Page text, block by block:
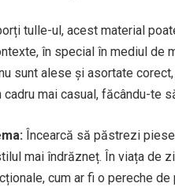
tulle-ul, acest material
în special în mediul de
sunt alese și asortate
mai casual, făcându-te
Încearcă să păstrezi
mai îndrăzneț. În viața de
cum ar fi o pereche